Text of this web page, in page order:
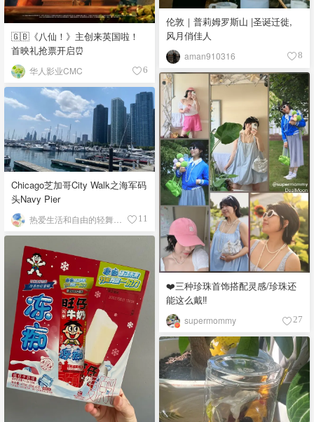
🇬🇧《八仙！》主创来英国啦！
首映礼抢票开启⏰
华人影业CMC 6
伦敦｜普莉姆罗斯山 |圣诞迁徙,
风月俏佳人
aman910316 8
❤️三种珍珠首饰搭配灵感/珍珠还
能这么戴‼️
supermommy 27
Chicago芝加哥City Walk之海军码
头Navy Pier
11